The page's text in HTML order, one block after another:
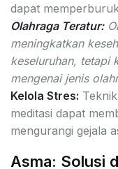
dapat
Olahraga Teratur:
meningkatkan
keseluruhan, tetapi
mengenai jenis
Kelola Stres:
meditasi dapat
mengurangi gejala
Asma: Solusi